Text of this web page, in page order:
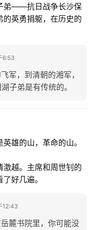
弟——抗日战争长沙保
英勇捐躯，在历史的
6:53
军，到清朝的湘军，
子弟是有传统的。
雄的山，革命的山。
越。主席和周世钊的
好几遍。
12:43
麓书院里，你可能没